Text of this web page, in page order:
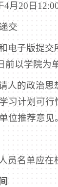
月20日12:00
交
电子版提
前以学院为
人的政治
习计划可
位推荐意见
员名单应在